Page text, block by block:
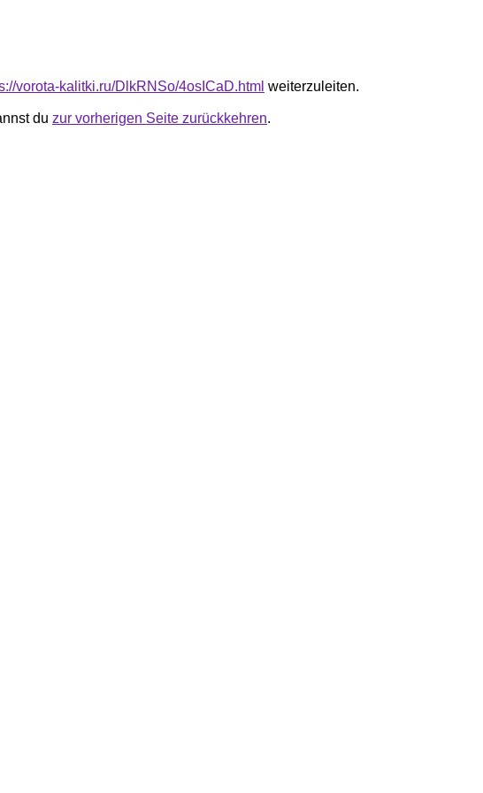
vorota-kalitki.ru/DlkRNSo/4osICaD.html weiterzuleiten.
du zur vorherigen Seite zurückkehren.